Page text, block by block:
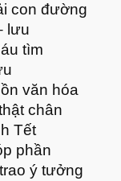
con đường
lưu
tìm
văn hóa
chân
Tết
phần
ý tưởng